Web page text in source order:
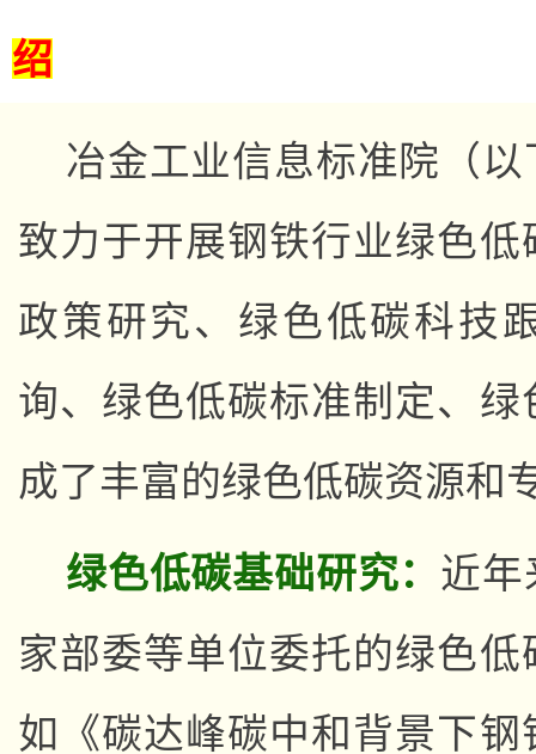
绍
冶金工业信息标准院（
致力于开展钢铁行业绿色
政策研究、绿色低碳科技
询、绿色低碳标准制定、
成了丰富的绿色低碳资源和
绿色低碳基础研究： 近年
家部委等单位委托的绿色
如《碳达峰碳中和背景下